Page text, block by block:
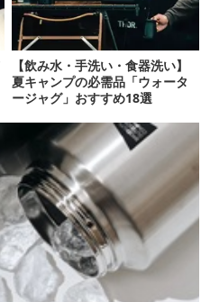
【飲み水・手洗い・食器洗い】
夏キャンプの必需品「ウォータ
ージャグ」おすすめ18選